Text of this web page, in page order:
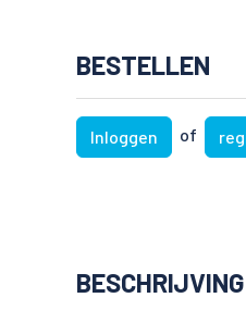
BESTELLEN
Inloggen of
BESCHRIJVING